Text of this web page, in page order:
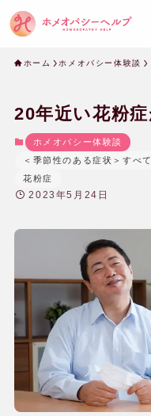
ホーム ホメオパシー体験談
20年近い花粉
ホメオパシー体験談
＜季節性のある症状＞すべて
花粉症
2023年5月24日